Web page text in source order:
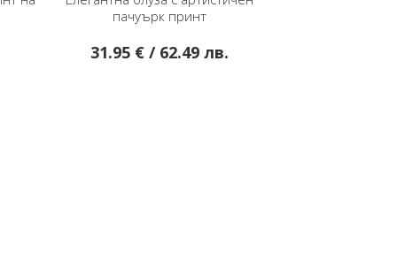
лв.
принт и флорални мотиви
31.95 € / 62.49 лв.